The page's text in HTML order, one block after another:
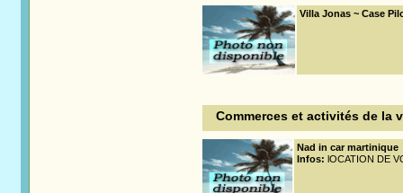
Villa Jonas ~ Case
Commerces et activités de la
Nad in car martinique
Infos: lOCATION DE